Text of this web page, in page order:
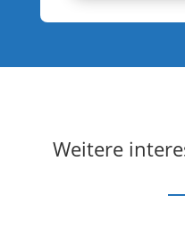
Weitere